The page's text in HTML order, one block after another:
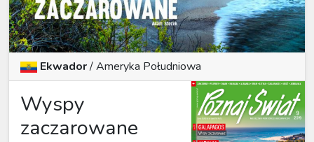
Ekwador/Ameryka Południowa
Wyspy
zaczarowane